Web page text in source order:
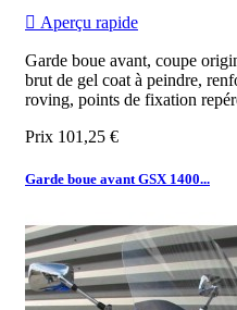
 Aperçu rapide
Garde boue avant, coupe
brut de gel coat à peindre,
roving, points de fixation
Prix 101,25 €
Garde boue avant GSX 1400...